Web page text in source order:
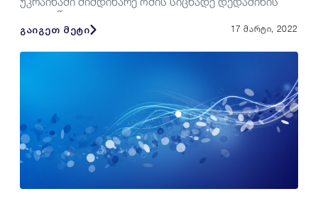
ყველა წე...
გაიგეთ მეტი 17 მარტი, 2022